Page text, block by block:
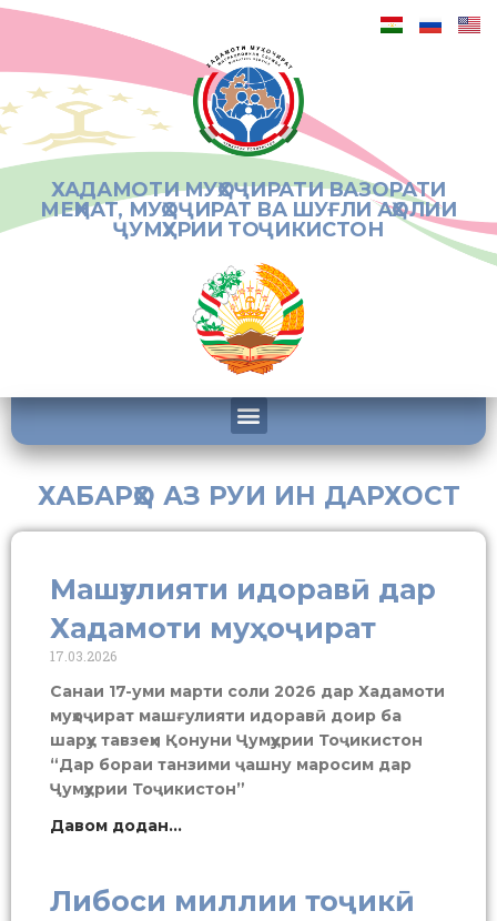
ХАДАМОТИ МУҲОҶИРАТИ ВАЗОРАТИ
МЕҲНАТ, МУҲОҶИРАТ ВА ШУҒЛИ АҲОЛИИ
ҶУМҲУРИИ ТОҶИКИСТОН
ХАБАРҲО АЗ РУИ ИН ДАРХОСТ
Машғулияти идоравӣ дар
Хадамоти муҳоҷират
17.03.2026
Санаи 17-уми марти соли 2026 дар Хадамоти
муҳоҷират машғулияти идоравӣ доир ба
шарҳу тавзеҳи Қонуни Ҷумҳурии Тоҷикистон
“Дар бораи танзими ҷашну маросим дар
Ҷумҳурии Тоҷикистон”
Давом додан...
Либоси миллии тоҷикӣ